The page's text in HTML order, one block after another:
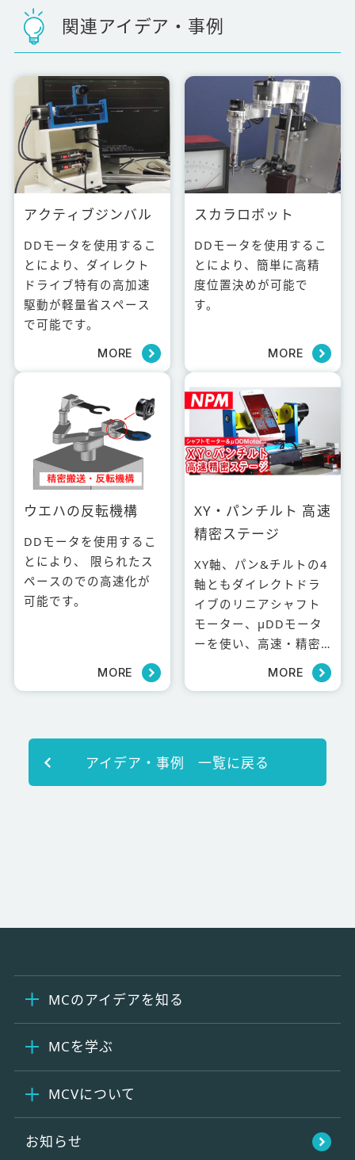
関連アイデア・事例
アクティブジンバル
DDモータを使用するこ
とにより、ダイレクト
ドライブ特有の高加速
駆動が軽量省スペース
で可能です。
MORE
スカラロボット
DDモータを使用するこ
とにより、簡単に高精
度位置決めが可能で
す。
MORE
ウエハの反転機構
DDモータを使用するこ
とにより、 限られたス
ペースのでの高速化が
可能です。
MORE
XY・パンチルト 高速
精密ステージ
XY軸、パン&チルトの4
軸ともダイレクトドラ
イブのリニアシャフト
モーター、μDDモータ
ーを使い、高速・精密
位置決め・ノーバック
ラッシュを実現させて
MORE
アイデア・事例 一覧に戻る
MCのアイデアを知る
MCを学ぶ
MCVについて
お知らせ